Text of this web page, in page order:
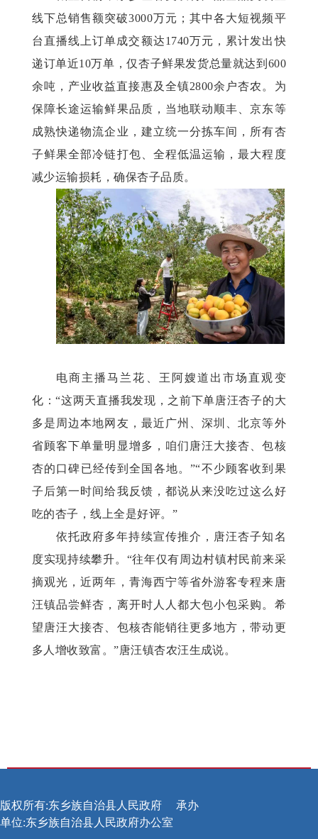
线下总销售额突破3000万元；其中各大短视频平
台直播线上订单成交额达1740万元，累计发出快
递订单近10万单，仅杏子鲜果发货总量就达到600
余吨，产业收益直接惠及全镇2800余户杏农。为
保障长途运输鲜果品质，当地联动顺丰、京东等
成熟快递物流企业，建立统一分拣车间，所有杏
子鲜果全部冷链打包、全程低温运输，最大程度
减少运输损耗，确保杏子品质。
电商主播马兰花、王阿嫂道出市场直观变
化：“这两天直播我发现，之前下单唐汪杏子的大
多是周边本地网友，最近广州、深圳、北京等外
省顾客下单量明显增多，咱们唐汪大接杏、包核
杏的口碑已经传到全国各地。”“不少顾客收到果
子后第一时间给我反馈，都说从来没吃过这么好
吃的杏子，线上全是好评。”
依托政府多年持续宣传推介，唐汪杏子知名
度实现持续攀升。 “往年仅有周边村镇村民前来采
摘观光，近两年，青海西宁等省外游客专程来唐
汪镇品尝鲜杏，离开时人人都大包小包采购。希
望唐汪大接杏、包核杏能销往更多地方，带动更
多人增收致富。”唐汪镇杏农汪生成说。
版权所有:东乡族自治县人民政府
承办
单位:东乡族自治县人民政府办公室